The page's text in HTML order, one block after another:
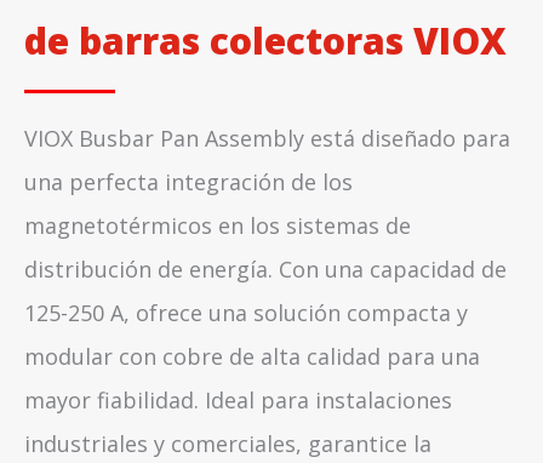
de barras colectoras VIOX
VIOX Busbar Pan Assembly está diseñado para
una perfecta integración de los
magnetotérmicos en los sistemas de
distribución de energía. Con una capacidad de
125-250 A, ofrece una solución compacta y
modular con cobre de alta calidad para una
mayor fiabilidad. Ideal para instalaciones
industriales y comerciales, garantice la